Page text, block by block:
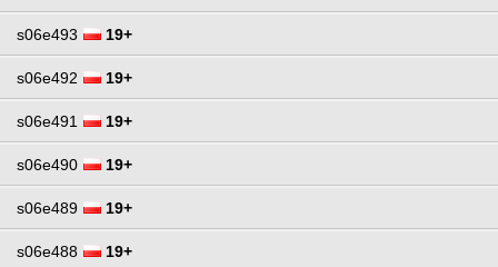
s06e493 19+
s06e492 19+
s06e491 19+
s06e490 19+
s06e489 19+
s06e488 19+